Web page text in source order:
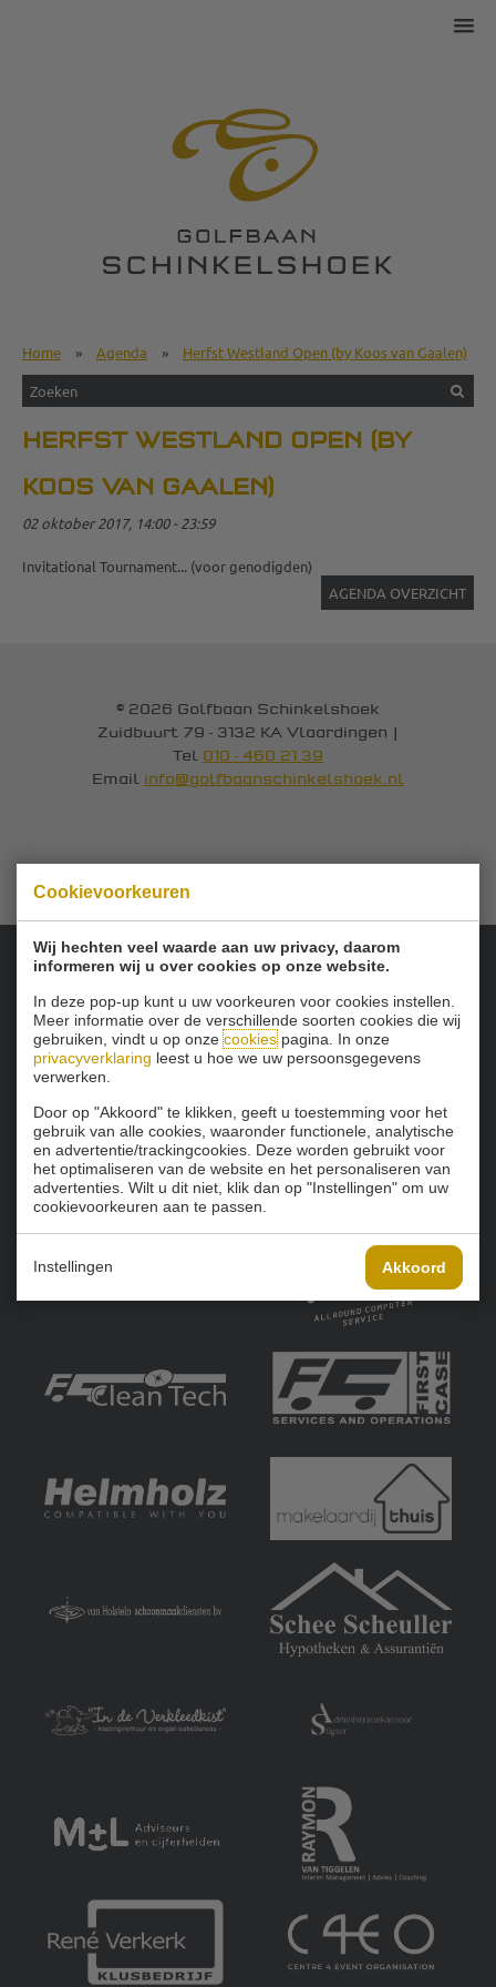
Cookievoorkeuren
Wij hechten veel waarde aan uw privacy, daarom
informeren wij u over cookies op onze website.
In deze pop-up kunt u uw voorkeuren voor cookies instellen.
Meer informatie over de verschillende soorten cookies die wij
gebruiken, vindt u op onzecookiespagina. In onze
privacyverklaring leest u hoe we uw persoonsgegevens
verwerken.
Door op "Akkoord" te klikken, geeft u toestemming voor het
gebruik van alle cookies, waaronder functionele, analytische
en advertentie/trackingcookies. Deze worden gebruikt voor
het optimaliseren van de website en het personaliseren van
advertenties. Wilt u dit niet, klik dan op "Instellingen" om uw
cookievoorkeuren aan te passen.
Instellingen Akkoord
Home » Agenda » Herfst Westland Open (by Koos van Gaalen)
HERFST WESTLAND OPEN (BY
KOOS VAN GAALEN)
02 oktober 2017, 14:00 - 23:59
Invitational Tournament... (voor genodigden)
AGENDA OVERZICHT
© 2026 Golfbaan Schinkelshoek
Zuidbuurt 79 - 3132 KA Vlaardingen |
Tel 010 - 460 21 39
Email info@golfbaanschinkelshoek.nl